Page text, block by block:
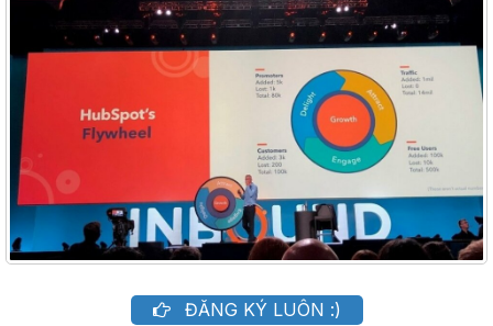
ĐĂNG KÝ LUÔN :)